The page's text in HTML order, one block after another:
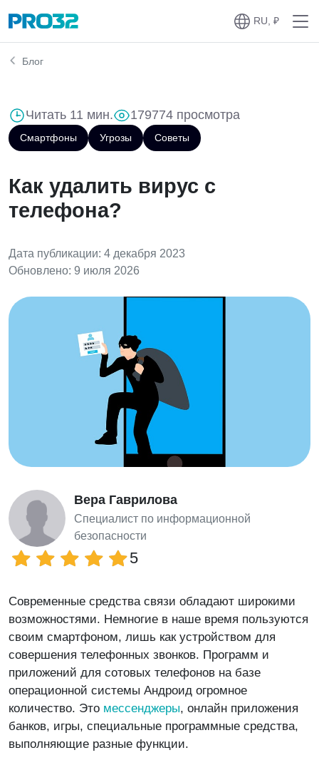
RU, ₽
Блог
Читать 11 мин. 179774 просмотра
Смартфоны Угрозы Советы
Как удалить вирус с
телефона?
Дата публикации: 4 декабря 2023
Обновлено: 9 июля 2026
Вера Гаврилова
Специалист по информационной
безопасности
5
Современные средства связи обладают широкими
возможностями. Немногие в наше время пользуются
своим смартфоном, лишь как устройством для
совершения телефонных звонков. Программ и
приложений для сотовых телефонов на базе
операционной системы Андроид огромное
количество. Это мессенджеры, онлайн приложения
банков, игры, специальные программные средства,
выполняющие разные функции.